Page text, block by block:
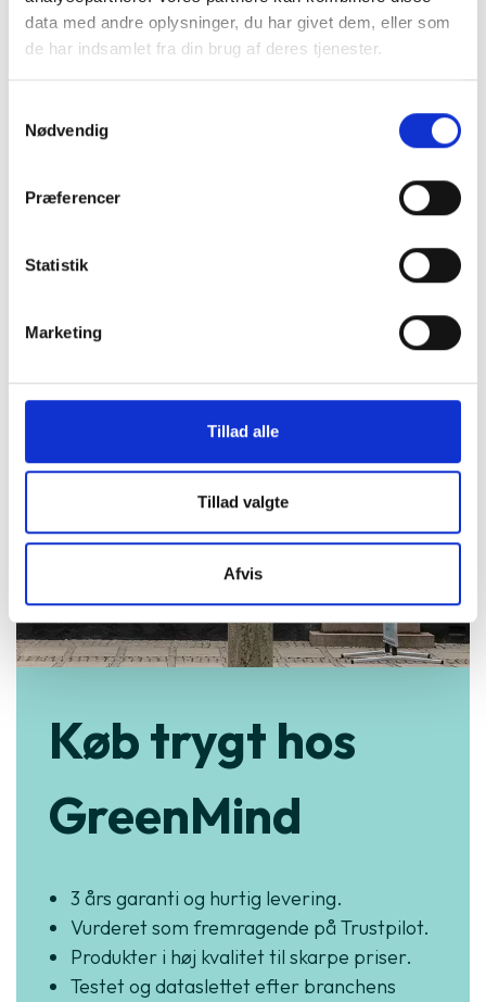
data med andre oplysninger, du har givet dem, eller som
de har indsamlet fra din brug af deres tjenester.
Nødvendig
Præferencer
Statistik
Marketing
Tillad alle
Tillad valgte
Afvis
inkluderet!)
99 kr.
Pro/14/16e/17e
149 kr.
Køb trygt hos
GreenMind
3 års garanti og hurtig levering.
Vurderet som fremragende på Trustpilot.
Produkter i høj kvalitet til skarpe priser.
Testet og dataslettet efter branchens